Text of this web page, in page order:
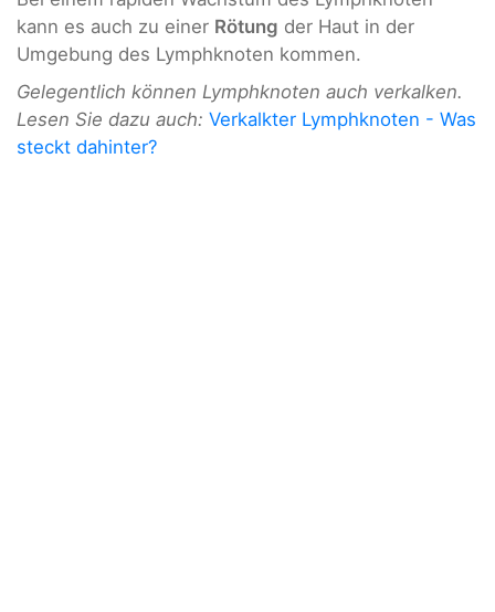
kann es auch zu einer Rötung der Haut in der
Umgebung des Lymphknoten kommen.
Gelegentlich können Lymphknoten auch verkalken.
Lesen Sie dazu auch: Verkalkter Lymphknoten - Was
steckt dahinter?